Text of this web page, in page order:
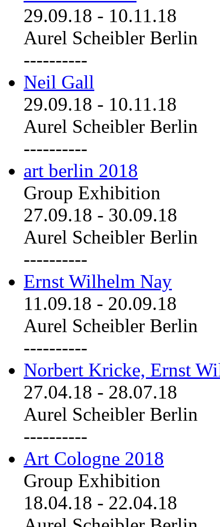
29.09.18 - 10.11.18
Aurel Scheibler Berlin
----------
Neil Gall
29.09.18 - 10.11.18
Aurel Scheibler Berlin
----------
art berlin 2018
Group Exhibition
27.09.18 - 30.09.18
Aurel Scheibler Berlin
----------
Ernst Wilhelm Nay
11.09.18 - 20.09.18
Aurel Scheibler Berlin
----------
Norbert Kricke, Ernst
27.04.18 - 28.07.18
Aurel Scheibler Berlin
----------
Art Cologne 2018
Group Exhibition
18.04.18 - 22.04.18